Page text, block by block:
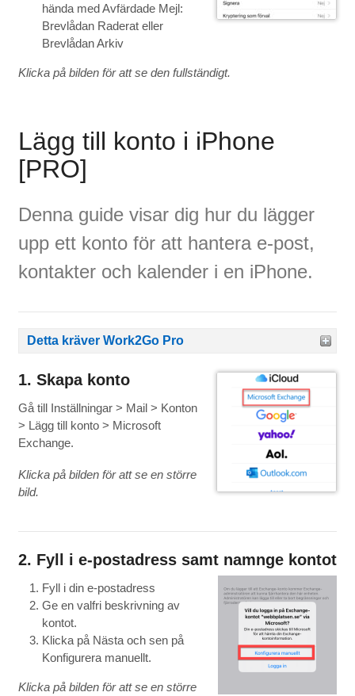
hända med Avfärdade Mejl:
Brevlådan Raderat eller
Brevlådan Arkiv
Klicka på bilden för att se den fullständigt.
Lägg till konto i iPhone
[PRO]
Denna guide visar dig hur du lägger
upp ett konto för att hantera e-post,
kontakter och kalender i en iPhone.
Detta kräver Work2Go Pro
1. Skapa konto
Gå till Inställningar > Mail > Konton
> Lägg till konto > Microsoft
Exchange.
Klicka på bilden för att se en större
bild.
2. Fyll i e-postadress samt namnge kontot
Fyll i din e-postadress
Ge en valfri beskrivning av
kontot.
Klicka på Nästa och sen på
Konfigurera manuellt.
Klicka på bilden för att se en större